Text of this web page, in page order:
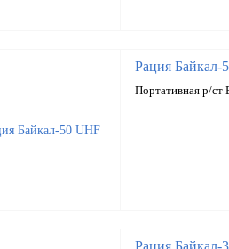
Рация Байкал-
Портативная р/
Рация Байкал-